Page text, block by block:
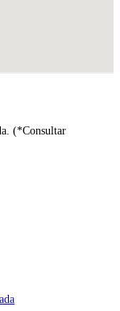
(*Consultar